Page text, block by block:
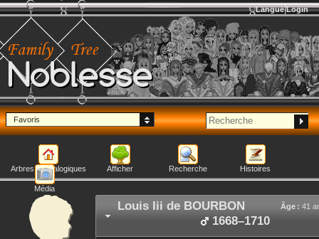
Noblesse
Langue Login
Favoris
Arbres généalogiques Afficher Recherche Histoires
Média
Louis Iii de BOURBON Âge : 41
1668–1710